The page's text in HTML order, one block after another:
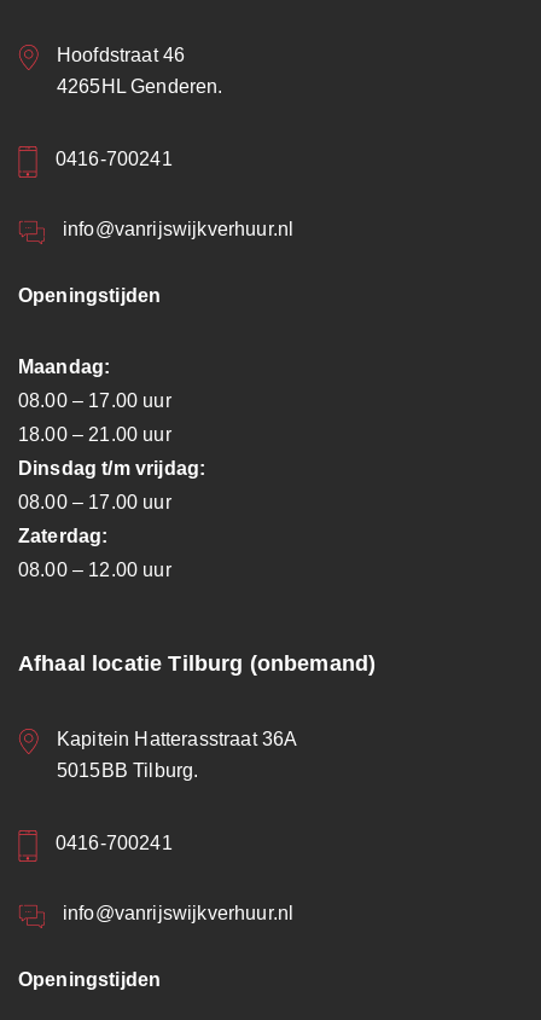
Hoofdstraat 46
4265HL Genderen.
0416-700241
info@vanrijswijkverhuur.nl
Openingstijden
Maandag:
08.00 – 17.00 uur
18.00 – 21.00 uur
Dinsdag t/m vrijdag:
08.00 – 17.00 uur
Zaterdag:
08.00 – 12.00 uur
Afhaal locatie Tilburg (onbemand)
Kapitein Hatterasstraat 36A
5015BB Tilburg.
0416-700241
info@vanrijswijkverhuur.nl
Openingstijden